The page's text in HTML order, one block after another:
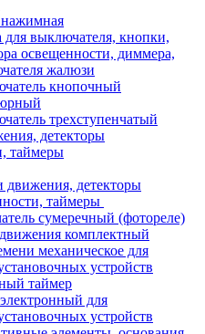
выключателя, кнопки,
освещенности, диммера,
жалюзи
кнопочный
трехступенчатый
детекторы
таймеры
движения, детекторы
таймеры
сумеречный (фотореле)
комплектный
механическое для
устройств
таймер
для
устройств